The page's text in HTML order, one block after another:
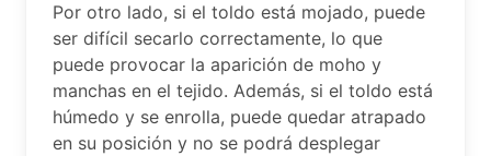
Por otro lado, si el toldo está mojado, puede
ser difícil secarlo correctamente, lo que
puede provocar la aparición de moho y
manchas en el tejido. Además, si el toldo está
húmedo y se enrolla, puede quedar atrapado
en su posición y no se podrá desplegar